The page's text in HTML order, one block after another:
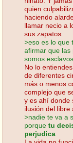
quien
haciendo
llamar necio a
sus zapatos.
>eso es lo que
afirmar que las
somos
No lo
de diferentes
más o menos
complejo que
y es ahí donde
ilusión del libre
>nadie te va a
porque tu
perjudica